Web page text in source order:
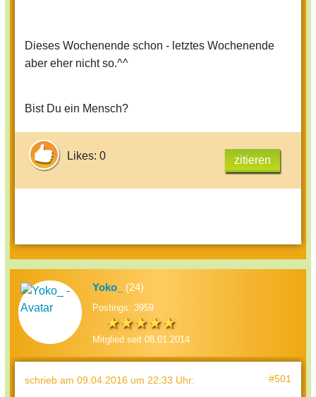
Dieses Wochenende schon - letztes Wochenende
aber eher nicht so.^^
Bist Du ein Mensch?
Likes: 0 zitieren
Yoko_ (24)
Postings: 3959
Mitglied seit 08.01.2014
schrieb am 09.04.2016 um 22:33 Uhr: #501